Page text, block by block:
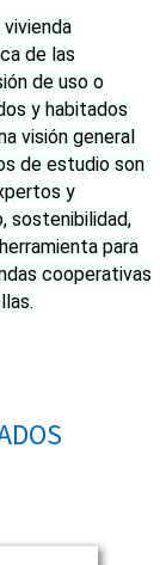
de las
de uso o
y habitados
visión general
de estudio son
y
sostenibilidad,
para
cooperativas